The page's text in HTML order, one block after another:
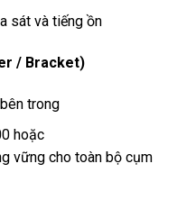
sát và tiếng ồn
/ Bracket)
trong
hoặc
vững cho toàn bộ cụm